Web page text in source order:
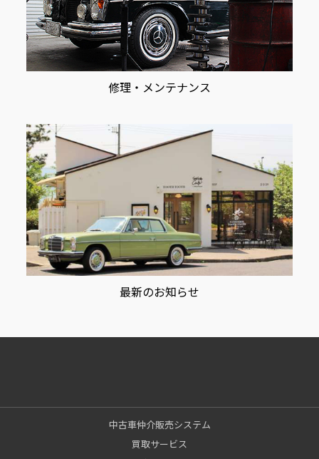
修理・メンテナンス
最新のお知らせ
中古車仲介販売システム
買取サービス